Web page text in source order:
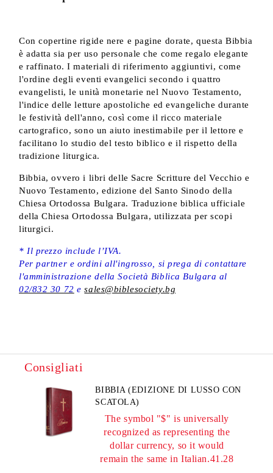
Con copertine rigide nere e pagine dorate, questa Bibbia
è adatta sia per uso personale che come regalo elegante
e raffinato. I materiali di riferimento aggiuntivi, come
l'ordine degli eventi evangelici secondo i quattro
evangelisti, le unità monetarie nel Nuovo Testamento,
l'indice delle letture apostoliche ed evangeliche durante
le festività dell'anno, così come il ricco materiale
cartografico, sono un aiuto inestimabile per il lettore e
facilitano lo studio del testo biblico e il rispetto della
tradizione liturgica.
Bibbia, ovvero i libri delle Sacre Scritture del Vecchio e
Nuovo Testamento, edizione del Santo Sinodo della
Chiesa Ortodossa Bulgara. Traduzione biblica ufficiale
della Chiesa Ortodossa Bulgara, utilizzata per scopi
liturgici.
* Il prezzo include l’IVA.
Per partner e ordini all'ingrosso, si prega di contattare
l'amministrazione della Società Biblica Bulgara al
02/832 30 72 esales@biblesociety.bg
Consigliati
BIBBIA (EDIZIONE DI LUSSO CON
SCATOLA)
The symbol "$" is universally
recognized as representing the
dollar currency, so it would
remain the same in Italian.41.28